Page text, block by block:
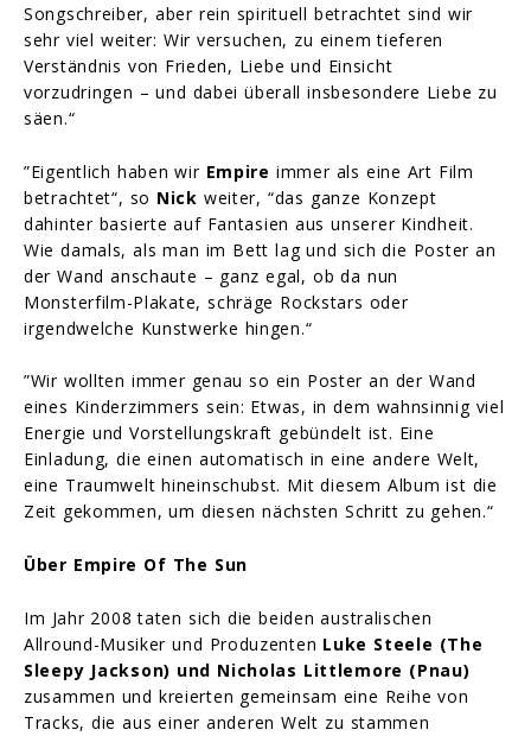
Songschreiber, aber rein spirituell betrachtet sind wir
sehr viel weiter: Wir versuchen, zu einem tieferen
Verständnis von Frieden, Liebe und Einsicht
vorzudringen – und dabei überall insbesondere Liebe zu
säen.“
”Eigentlich haben wir Empire immer als eine Art Film
betrachtet“, so Nick weiter, “das ganze Konzept
dahinter basierte auf Fantasien aus unserer Kindheit.
Wie damals, als man im Bett lag und sich die Poster an
der Wand anschaute – ganz egal, ob da nun
Monsterfilm-Plakate, schräge Rockstars oder
irgendwelche Kunstwerke hingen.“
”Wir wollten immer genau so ein Poster an der Wand
eines Kinderzimmers sein: Etwas, in dem wahnsinnig viel
Energie und Vorstellungskraft gebündelt ist. Eine
Einladung, die einen automatisch in eine andere Welt,
eine Traumwelt hineinschubst. Mit diesem Album ist die
Zeit gekommen, um diesen nächsten Schritt zu gehen.“
Über Empire Of The Sun
Im Jahr 2008 taten sich die beiden australischen
Allround-Musiker und Produzenten Luke Steele (The
Sleepy Jackson) und Nicholas Littlemore (Pnau)
zusammen und kreierten gemeinsam eine Reihe von
Tracks, die aus einer anderen Welt zu stammen